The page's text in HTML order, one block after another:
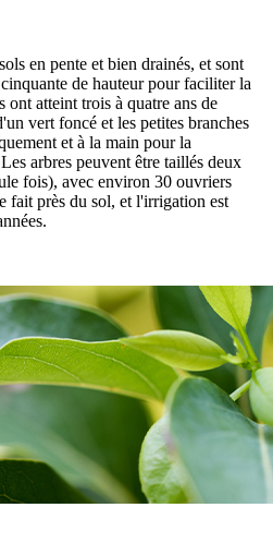
en pente et bien drainés, et sont
de hauteur pour faciliter la
ont atteint trois à quatre ans de
vert foncé et les petites branches
et à la main pour la
arbres peuvent être taillés deux
fois), avec environ 30 ouvriers
fait près du sol, et l'irrigation est